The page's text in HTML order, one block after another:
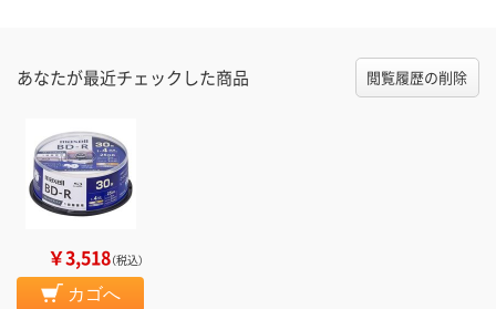
あなたが最近チェックした商品 閲覧履歴の削除
￥3,518（税込）
カゴへ